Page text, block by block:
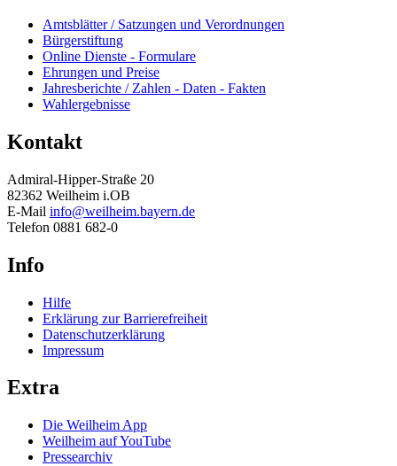
Amtsblätter / Satzungen und Verordnungen
Bürgerstiftung
Online Dienste - Formulare
Ehrungen und Preise
Jahresberichte / Zahlen - Daten - Fakten
Wahlergebnisse
Kontakt
Admiral-Hipper-Straße 20
82362 Weilheim i.OB
E-Mail info@weilheim.bayern.de
Telefon 0881 682-0
Info
Hilfe
Erklärung zur Barrierefreiheit
Datenschutzerklärung
Impressum
Extra
Die Weilheim App
Weilheim auf YouTube
Pressearchiv